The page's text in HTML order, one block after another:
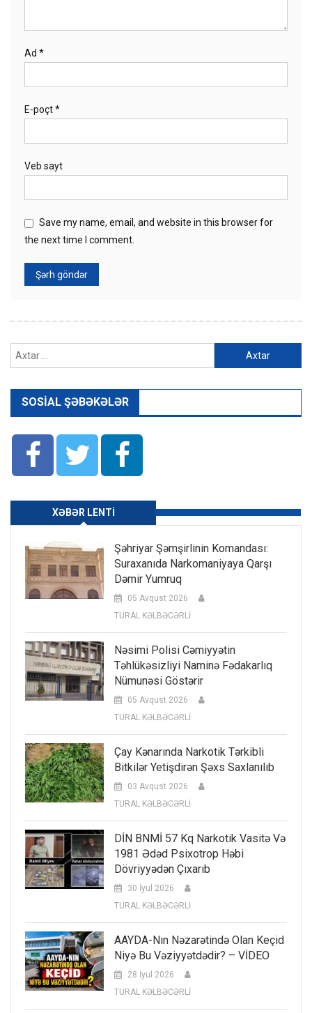
Ad *
E-poçt*
Veb sayt
Save my name, email, and website in this browser for
the next time I comment.
SOSIAL ŞƏBƏKƏLƏR
XƏBƏR LENTI
Şəhriyar Şəmşirlinin Komandası:
Suraxanıda Narkomaniyaya Qarşı
Dəmir Yumruq
05 Avqust 2026
TURAL KƏLBƏCƏRLİ
Nəsimi Polisi Cəmiyyətin
Təhlükəsizliyi Naminə Fədakarlıq
Nümunəsi Göstərir
05 Avqust 2026
TURAL KƏLBƏCƏRLİ
Çay Kənarında Narkotik Tərkibli
Bitkilər Yetişdirən Şəxs Saxlanılıb
03 Avqust 2026
TURAL KƏLBƏCƏRLİ
DİN BNMİ 57 Kq Narkotik Vasitə Və
1981 Ədəd Psixotrop Həbi
Dövriyyədən Çıxarıb
30 İyul 2026
TURAL KƏLBƏCƏRLİ
AAYDA-Nın Nəzarətində Olan Keçid
Niyə Bu Vəziyyətdədir? – VİDEO
28 İyul 2026
TURAL KƏLBƏCƏRLİ